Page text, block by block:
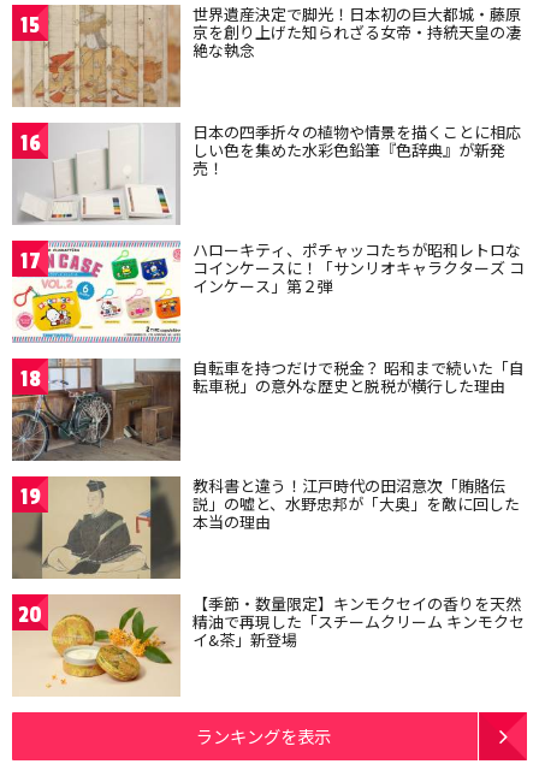
15 世界遺産決定で脚光！日本初の巨大都城・藤原
京を創り上げた知られざる女帝・持統天皇の凄
絶な執念
16 日本の四季折々の植物や情景を描くことに相応
しい色を集めた水彩色鉛筆『色辞典』が新発
売！
17 ハローキティ、ポチャッコたちが昭和レトロな
コインケースに！「サンリオキャラクターズ コ
インケース」第２弾
18 自転車を持つだけで税金？ 昭和まで続いた「自
転車税」の意外な歴史と脱税が横行した理由
19 教科書と違う！江戸時代の田沼意次「賄賂伝
説」の嘘と、水野忠邦が「大奥」を敵に回した
本当の理由
20 【季節・数量限定】キンモクセイの香りを天然
精油で再現した「スチームクリーム キンモクセ
イ&茶」新登場
ランキングを表示